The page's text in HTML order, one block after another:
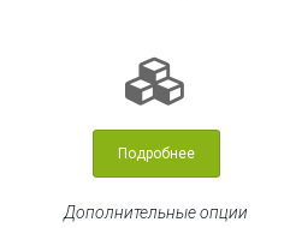
Подробнее
Дополнительные опции